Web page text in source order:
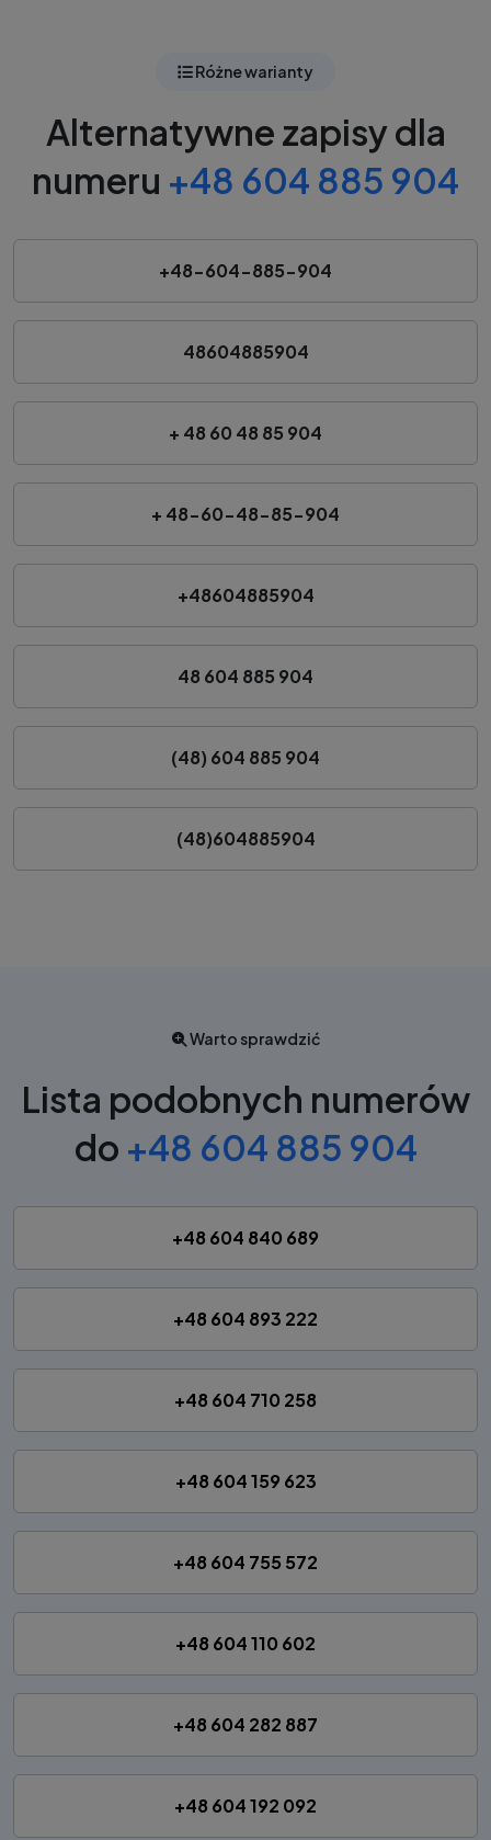
Różne warianty
Alternatywne zapisy dla
numeru +48 604 885 904
+48-604-885-904
48604885904
+ 48 60 48 85 904
+ 48-60-48-85-904
+48604885904
48 604 885 904
(48) 604 885 904
(48)604885904
Warto sprawdzić
Lista podobnych numerów
do +48 604 885 904
+48 604 840 689
+48 604 893 222
+48 604 710 258
+48 604 159 623
+48 604 755 572
+48 604 110 602
+48 604 282 887
+48 604 192 092